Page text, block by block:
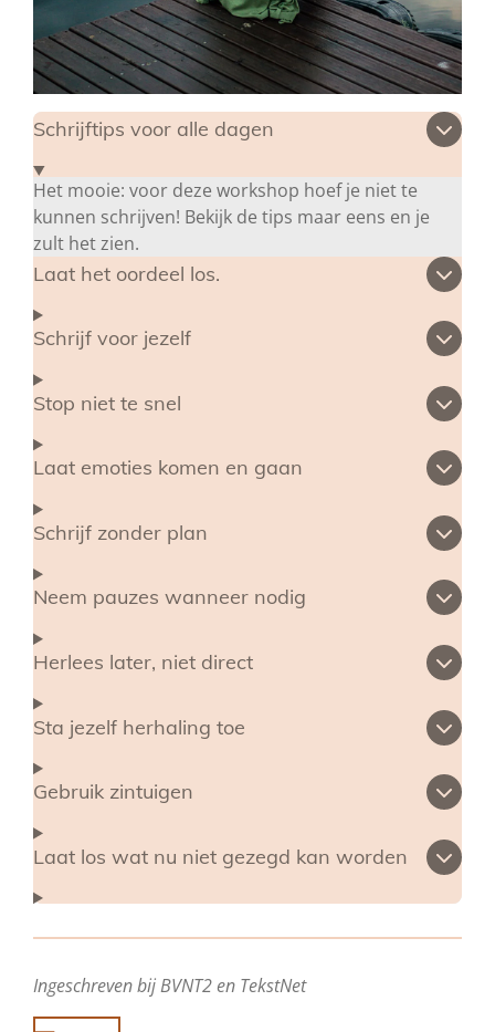
Schrijftips voor alle dagen
Het mooie: voor deze workshop hoef je niet te
kunnen schrijven! Bekijk de tips maar eens en je
zult het zien.
Laat het oordeel los.
Schrijf voor jezelf
Stop niet te snel
Laat emoties komen en gaan
Schrijf zonder plan
Neem pauzes wanneer nodig
Herlees later, niet direct
Sta jezelf herhaling toe
Gebruik zintuigen
Laat los wat nu niet gezegd kan worden
Ingeschreven bij BVNT2 en TekstNet